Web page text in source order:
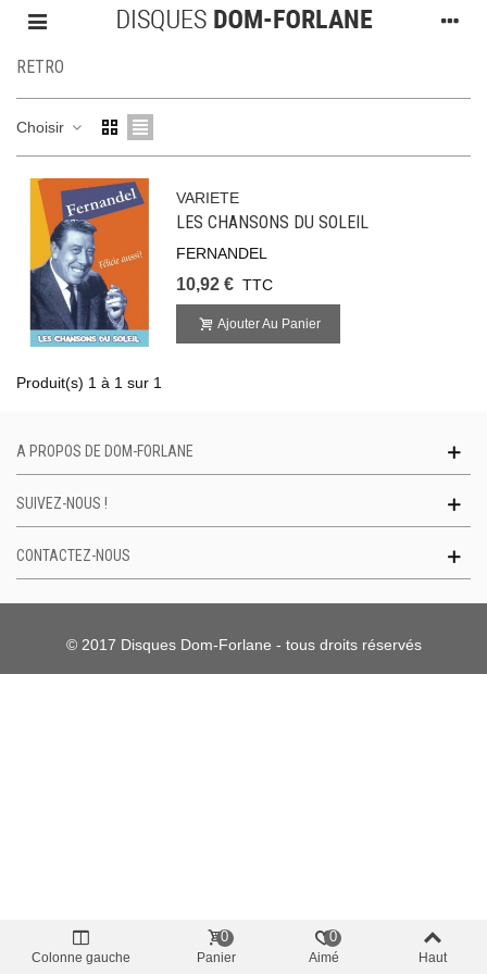
RETRO
Choisir
VARIETE
LES CHANSONS DU SOLEIL
FERNANDEL
10,92 € TTC
Ajouter Au Panier
Produit(s) 1 à 1 sur 1
A PROPOS DE DOM-FORLANE
SUIVEZ-NOUS !
CONTACTEZ-NOUS
© 2017 Disques Dom-Forlane - tous droits réservés
Colonne gauche Panier
0
Aimé
0
Haut